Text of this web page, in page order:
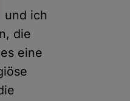
und ich
die
eine